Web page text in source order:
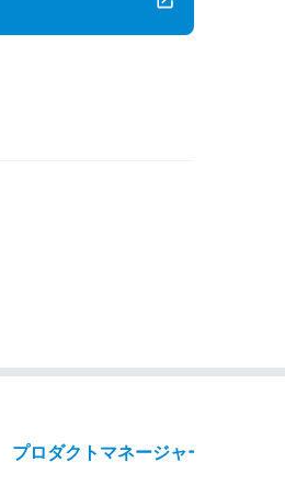
プロダクトマネージャー（PdM）